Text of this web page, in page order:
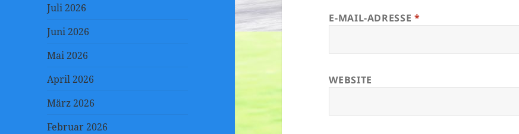
Juli 2026
Juni 2026
Mai 2026
April 2026
März 2026
Februar 2026
E-MAIL-ADRESSE *
WEBSITE